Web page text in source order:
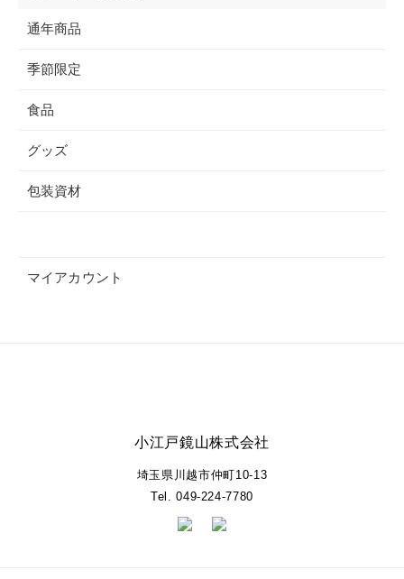
通年商品
季節限定
食品
グッズ
包装資材
マイアカウント
小江戸鏡山株式会社
埼玉県川越市仲町10-13
Tel. 049-224-7780